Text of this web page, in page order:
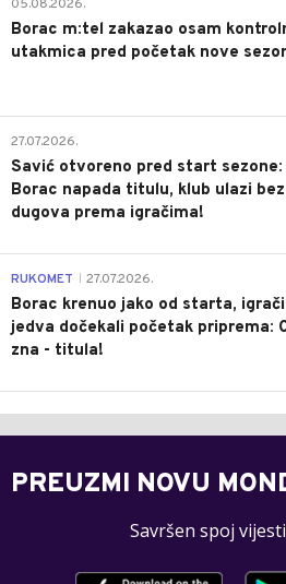
05.08.2026.
Borac m:tel zakazao osam
utakmica pred početak nove
27.07.2026.
Savić otvoreno pred start sezone:
Borac napada titulu, klub ulazi bez
dugova prema igračima!
RUKOMET 27.07.2026.
Borac krenuo jako od starta, igrači
jedva dočekali početak priprema:
zna - titula!
PREUZMI NOVU
Savršen spoj